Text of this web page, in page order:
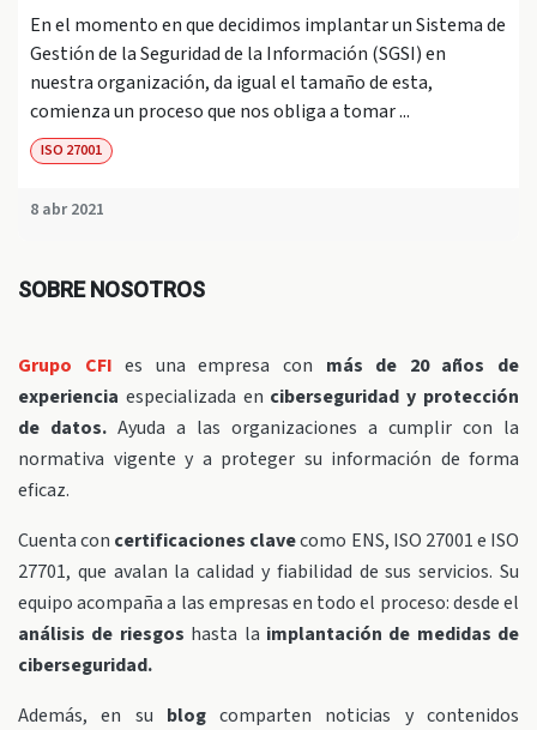
En el momento en que decidimos implantar un Sistema de
Gestión de la Seguridad de la Información (SGSI) en
nuestra organización, da igual el tamaño de esta,
comienza un proceso que nos obliga a tomar ...
ISO 27001
8 abr 2021
SOBRE NOSOTROS
Grupo CFI es una empresa con más de 20 años de
experiencia especializada en ciberseguridad y protección
de datos. Ayuda a las organizaciones a cumplir con la
normativa vigente y a proteger su información de forma
eficaz.
Cuenta con certificaciones clavecomo ENS, ISO 27001 e ISO
27701, que avalan la calidad y fiabilidad de sus servicios. Su
equipo acompaña a las empresas en todo el proceso: desde el
análisis de riesgos hasta la implantación de medidas de
ciberseguridad.
Además, en su blogcomparten noticias y contenidos